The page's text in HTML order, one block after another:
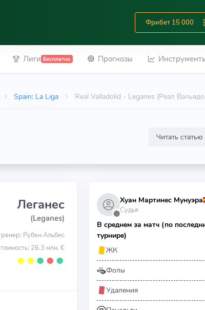
Фрибет 15 000
Лиги Бесплатно Прогнозы
Spain: La Liga Real Valladolid - Leganes (Реал
Читать статью
Леганес
(Leganes)
Рубен Альбес
26.3 млн. €
⬤ ⬤ ⬤ ⬤ ⬤
⬤
Хуан Мартинес Мунуэра
Судья
В среднем за матч (по
турнире)
ЖК
Фолы
Удаления